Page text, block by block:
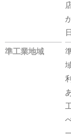
準工業地域